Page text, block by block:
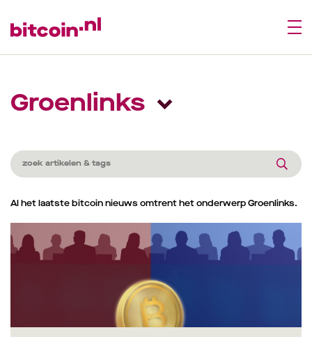
Groenlinks
Al het laatste bitcoin nieuws omtrent het onderwerp Groenlinks.